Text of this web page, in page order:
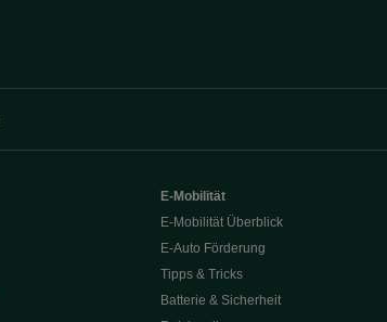
E-Mobilität
E-Mobilität Überblick
E‑Auto Förderung
Tipps & Tricks
Batterie & Sicherheit